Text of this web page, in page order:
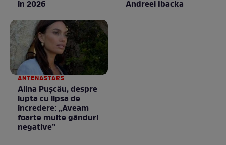
în 2026 Andreei Ibacka
ANTENASTARS
Alina Pușcău, despre
lupta cu lipsa de
încredere: „Aveam
foarte multe gânduri
negative”